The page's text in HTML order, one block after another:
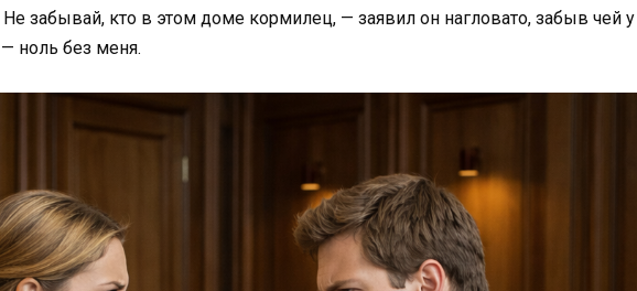
забывай, кто в этом доме кормилец, — заявил он нагловато, забыв чей у
ноль без меня.